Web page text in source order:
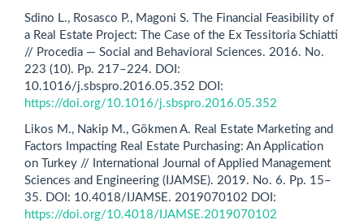
Sdino L., Rosasco P., Magoni S. The Financial Feasibility of
a Real Estate Project: The Case of the Ex Tessitoria Schiatti
// Procedia — Social and Behavioral Sciences. 2016. No.
223 (10). Pp. 217–224. DOI:
10.1016/j.sbspro.2016.05.352 DOI:
https://doi.org/10.1016/j.sbspro.2016.05.352
Likos M., Nakip M., Gökmen A. Real Estate Marketing and
Factors Impacting Real Estate Purchasing: An Application
on Turkey // International Journal of Applied Management
Sciences and Engineering (IJAMSE). 2019. No. 6. Pp. 15–
35. DOI: 10.4018/IJAMSE. 2019070102 DOI:
https://doi.org/10.4018/IJAMSE.2019070102